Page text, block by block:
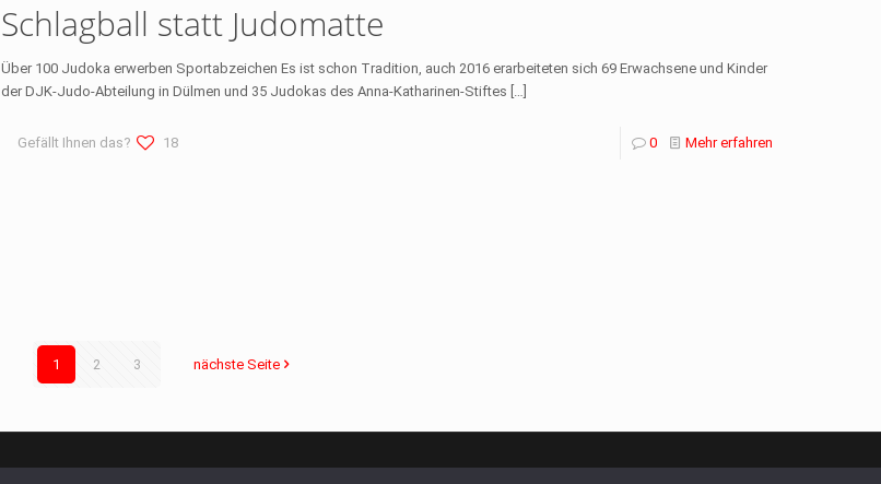
Schlagball statt Judomatte
Über 100 Judoka erwerben Sportabzeichen Es ist schon Tradition, auch 2016 erarbeiteten sich 69 Erwachsene und Kinder
der DJK-Judo-Abteilung in Dülmen und 35 Judokas des Anna-Katharinen-Stiftes […]
Gefällt Ihnen das? 18 0 Mehr erfahren
1 2 3 nächste Seite